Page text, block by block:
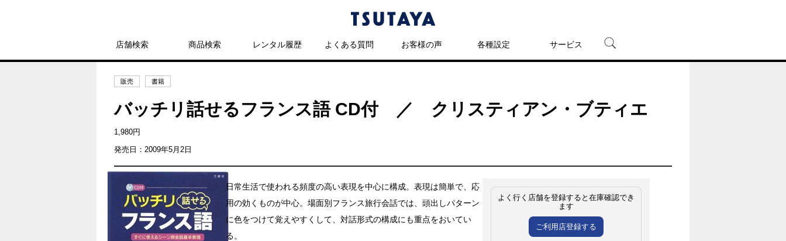
店舗検索 商品検索 レンタル履歴 よくある質問 お客様の声 各種設定 サービス
TSUTAYAプレミアムNEXT
販売 書籍
バッチリ話せるフランス語 CD付 ／ クリスティアン・ブティエ
1,980円
発売日：2009年5月2日
日常生活で使われる頻度の高い表現を中心に構成。表現は簡単で、応
用の効くものが中心。場面別フランス旅行会話では、頭出しパターン
に色をつけて覚えやすくして、対話形式の構成にも重点をおいてい
る。
よく行く店舗を登録すると在庫確認でき
ます
ご利用店登録する